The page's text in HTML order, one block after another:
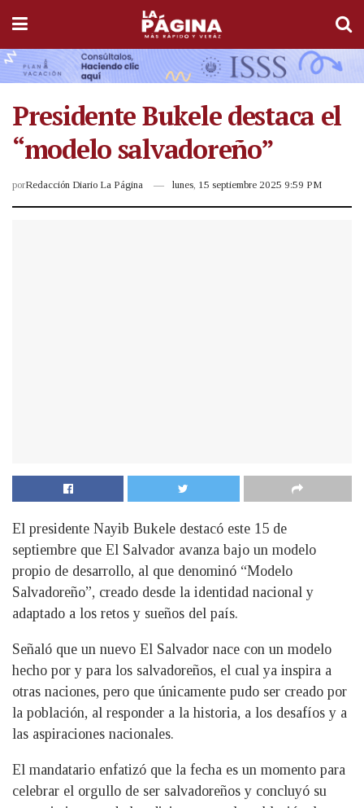
Presidente Bukele destaca el
“modelo salvadoreño”
porRedacción Diario La Página lunes, 15 septiembre 2025 9:59 PM
El presidente Nayib Bukele destacó este 15 de
septiembre que El Salvador avanza bajo un modelo
propio de desarrollo, al que denominó “Modelo
Salvadoreño”, creado desde la identidad nacional y
adaptado a los retos y sueños del país.
Señaló que un nuevo El Salvador nace con un modelo
hecho por y para los salvadoreños, el cual ya inspira a
otras naciones, pero que únicamente pudo ser creado por
la población, al responder a la historia, a los desafíos y a
las aspiraciones nacionales.
El mandatario enfatizó que la fecha es un momento para
celebrar el orgullo de ser salvadoreños y concluyó su